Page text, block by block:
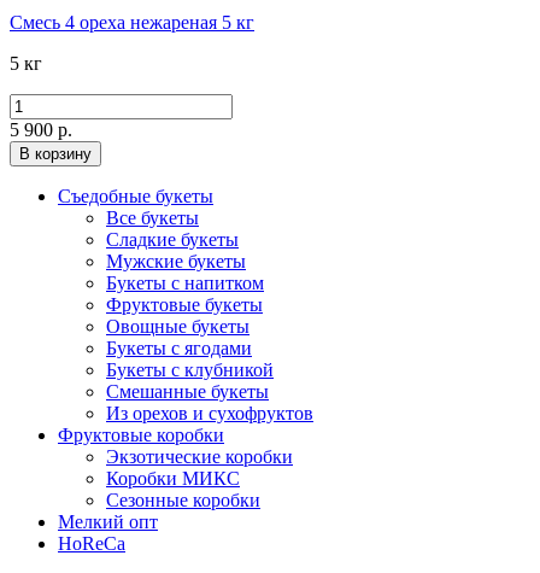
Смесь 4 ореха нежареная 5 кг
5 кг
5 900 р.
В корзину
Съедобные букеты
Все букеты
Сладкие букеты
Мужские букеты
Букеты с напитком
Фруктовые букеты
Овощные букеты
Букеты с ягодами
Букеты с клубникой
Смешанные букеты
Из орехов и сухофруктов
Фруктовые коробки
Экзотические коробки
Коробки МИКС
Сезонные коробки
Мелкий опт
HoReCa